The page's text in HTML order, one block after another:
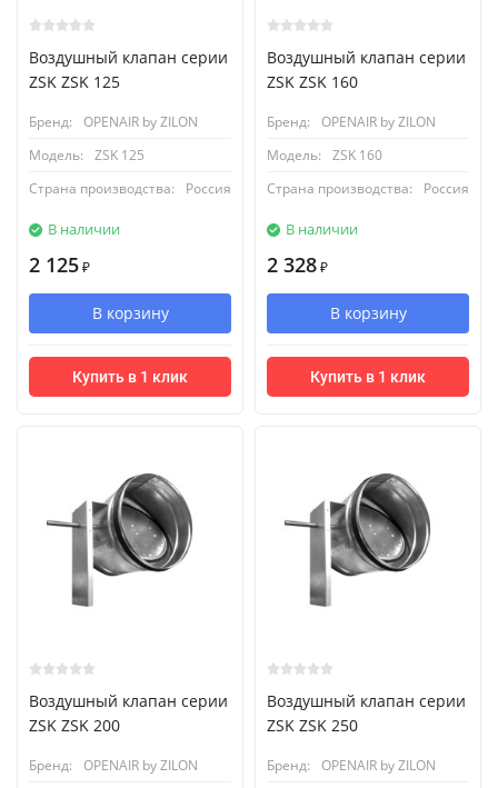
Воздушный клапан серии
ZSK ZSK 125
Бренд:
OPENAIR by ZILON
Модель:
ZSK 125
Страна производства:
Россия
В наличии
2 125 ₽
В корзину
Купить в 1 клик
Воздушный клапан серии
ZSK ZSK 160
Бренд:
OPENAIR by ZILON
Модель:
ZSK 160
Страна производства:
Россия
В наличии
2 328 ₽
В корзину
Купить в 1 клик
Воздушный клапан серии
ZSK ZSK 200
Бренд:
OPENAIR by ZILON
Воздушный клапан серии
ZSK ZSK 250
Бренд:
OPENAIR by ZILON